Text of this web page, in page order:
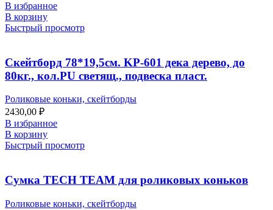
В избранное
В корзину
Быстрый просмотр
Скейтборд 78*19,5см. KP-601 дека дерево, до
80кг., кол.PU светящ., подвеска пласт.
Роликовые коньки, скейтборды
2430,00 ₽
В избранное
В корзину
Быстрый просмотр
Сумка TECH TEAM для роликовых коньков
Роликовые коньки, скейтборды